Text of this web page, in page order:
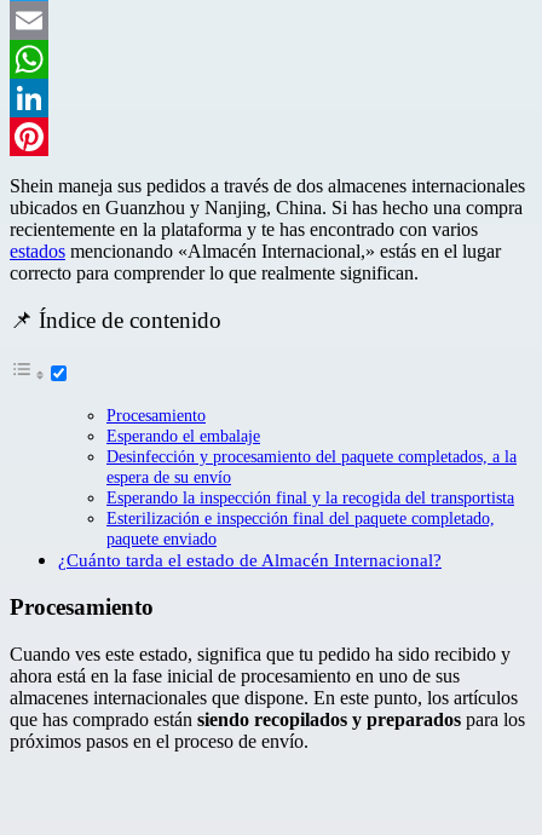
Twitter
Email
WhatsApp
LinkedIn
Pinterest
Shein maneja sus pedidos a través de dos almacenes internacionales
ubicados en Guanzhou y Nanjing, China. Si has hecho una compra
recientemente en la plataforma y te has encontrado con varios
estados mencionando «Almacén Internacional,» estás en el lugar
correcto para comprender lo que realmente significan.
📌 Índice de contenido
Procesamiento
Esperando el embalaje
Desinfección y procesamiento del paquete completados, a la
espera de su envío
Esperando la inspección final y la recogida del transportista
Esterilización e inspección final del paquete completado,
paquete enviado
¿Cuánto tarda el estado de Almacén Internacional?
Procesamiento
Cuando ves este estado, significa que tu pedido ha sido recibido y
ahora está en la fase inicial de procesamiento en uno de sus
almacenes internacionales que dispone. En este punto, los artículos
que has comprado están siendo recopilados y preparados para los
próximos pasos en el proceso de envío.